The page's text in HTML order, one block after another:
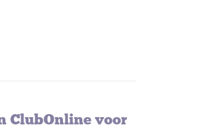
ClubOnline voor